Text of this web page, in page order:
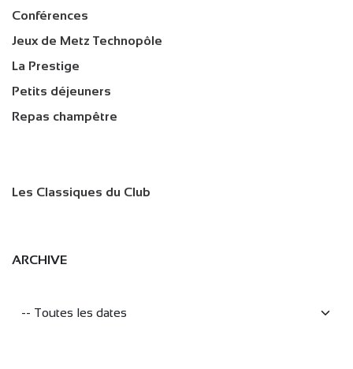
Conférences
Jeux de Metz Technopôle
La Prestige
Petits déjeuners
Repas champêtre
Les Classiques du Club
ARCHIVE